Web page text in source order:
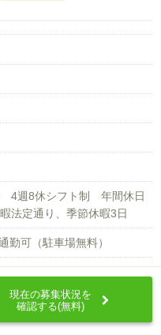
4週8休シフト制 年間休日
法定通り、季節休暇3日
勤可（駐車場無料）
現在の募集状況を
確認する(無料)